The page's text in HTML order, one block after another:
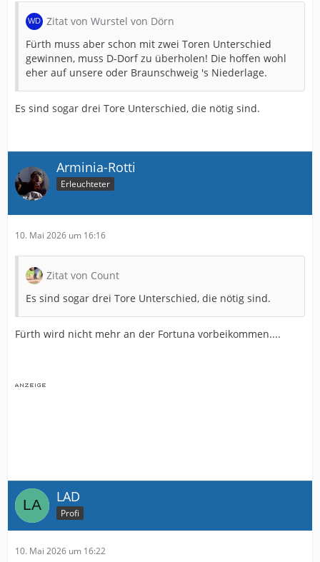
Zitat von Wurstel von Dörn
Fürth muss aber schon mit zwei Toren Unterschied
gewinnen, muss D-Dorf zu überholen! Die hoffen wohl
eher auf unsere oder Braunschweig 's Niederlage.
Es sind sogar drei Tore Unterschied, die nötig sind.
Arminia-Rotti
Erleuchteter
10. Mai 2026 um 16:16
Zitat von Count
Es sind sogar drei Tore Unterschied, die nötig sind.
Fürth wird nicht mehr an der Fortuna vorbeikommen....
LAD
Profi
10. Mai 2026 um 16:22